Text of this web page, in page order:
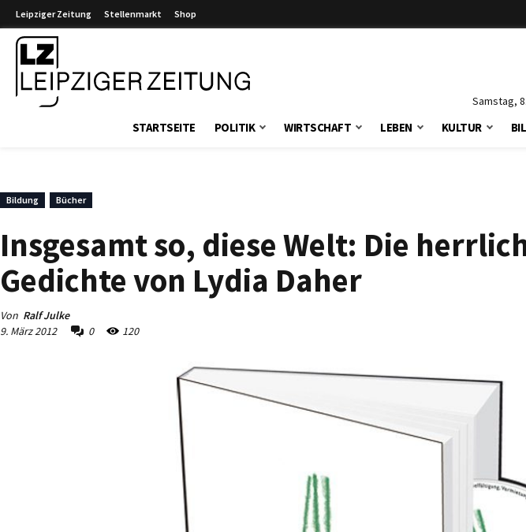
Leipziger Zeitung Stellenmarkt Shop
Samstag,
STARTSEITE POLITIK WIRTSCHAFT LEBEN KULTUR
Bildung Bücher
Insgesamt so, diese Welt: Die
Gedichte von Lydia Daher
Von Ralf Julke
9. März 2012
0 120